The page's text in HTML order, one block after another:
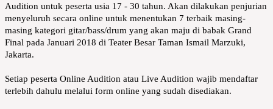
Audition untuk peserta usia 17 - 30 tahun. Akan dilakukan penjurian
menyeluruh secara online untuk menentukan 7 terbaik masing-
masing kategori gitar/bass/drum yang akan maju di babak Grand
Final pada Januari 2018 di Teater Besar Taman Ismail Marzuki,
Jakarta.
Setiap peserta Online Audition atau Live Audition wajib mendaftar
terlebih dahulu melalui form online yang sudah disediakan.